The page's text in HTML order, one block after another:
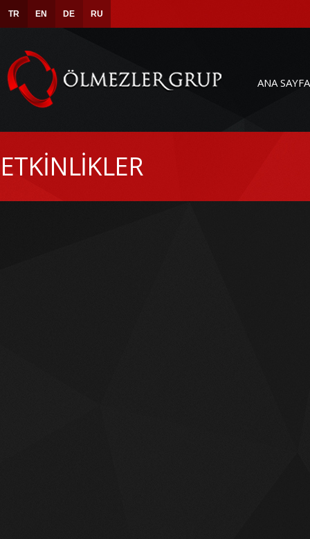
TR EN DE RU
ANA SAYFA
ETKİNLİKLER